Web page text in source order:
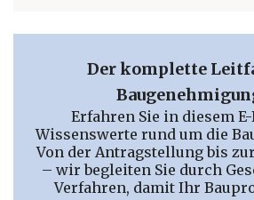
Der komplette
Erfahren Sie in diesem
Wissenswerte rund um die
Von der Antragstellung bis
– wir begleiten Sie durch
Verfahren, damit Ihr